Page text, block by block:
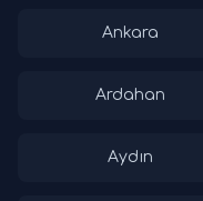
Ankara
Ardahan
Aydın